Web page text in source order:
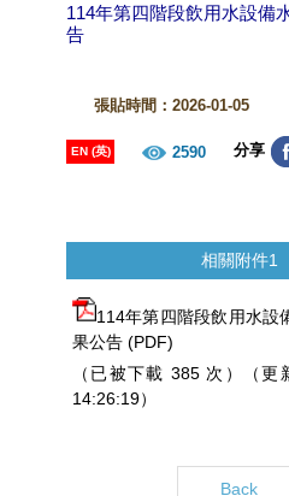
114年第四階段飲用水設備
告
張貼時間：2026-01-05
EN (英) 2590 分享
相關附件1
114年第四階段飲用水設
果公告 (PDF)
（已被下載 385 次）（更
14:26:19）
Back